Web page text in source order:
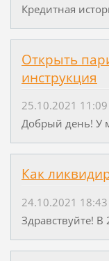
Кредитная
Открыть
инструкция
25.10.2021 11:09
Добрый день! У
Как
24.10.2021 18:43
Здравствуйте! В